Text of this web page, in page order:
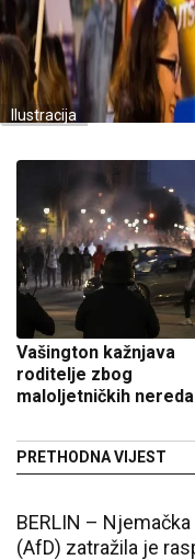
Ilustracija
Vašington kažnjava
roditelje zbog
maloljetničkih nereda
PRETHODNA VIJEST
BERLIN –
(AfD) zatražila je